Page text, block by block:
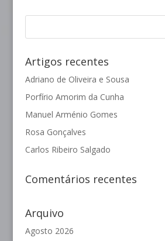
Artigos recentes
Adriano de Oliveira e Sousa
Porfírio Amorim da Cunha
Manuel Arménio Gomes
Rosa Gonçalves
Carlos Ribeiro Salgado
Comentários recentes
Arquivo
Agosto 2026